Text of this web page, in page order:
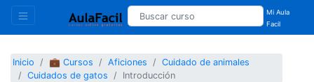
Mi Aula
Facil
Inicio 💼 Cursos Aficiones
Cuidado de animales
Cuidados de gatos
Introducción